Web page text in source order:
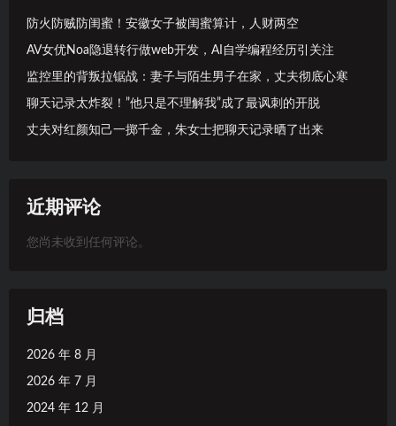
防火防贼防闺蜜！安徽女子被闺蜜算计，人财两空
AV女优Noa隐退转行做web开发，AI自学编程经历引关注
监控里的背叛拉锯战：妻子与陌生男子在家，丈夫彻底心寒
聊天记录太炸裂！”他只是不理解我”成了最讽刺的开脱
丈夫对红颜知己一掷千金，朱女士把聊天记录晒了出来
近期评论
您尚未收到任何评论。
归档
2026 年 8 月
2026 年 7 月
2024 年 12 月